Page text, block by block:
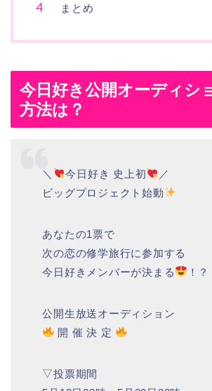
まとめ
今日好き公開オーディシ
方法は？
＼ 今日好き 史上初
／
ビッグプロジェクト始動
あなたの1票で
次の恋の修学旅行に参加する
今日好きメンバーが決まる
！？
公開生放送オーディション
開 催 決 定
▽投票期間